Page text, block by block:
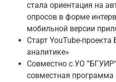
стала ориентация на
опросов в форме
мобильной версии
Старт YouTube-
аналитике»
Совместно с УО
совместная